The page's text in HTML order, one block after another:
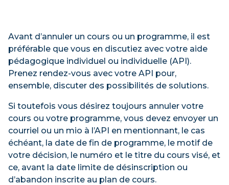
Avant d’annuler un cours ou un programme, il est
préférable que vous en discutiez avec votre aide
pédagogique individuel ou individuelle (API).
Prenez rendez-vous avec votre API pour,
ensemble, discuter des possibilités de solutions.
Si toutefois vous désirez toujours annuler votre
cours ou votre programme, vous devez envoyer un
courriel ou un mio à l’API en mentionnant, le cas
échéant, la date de fin de programme, le motif de
votre décision, le numéro et le titre du cours visé, et
ce, avant la date limite de désinscription ou
d’abandon inscrite au plan de cours.